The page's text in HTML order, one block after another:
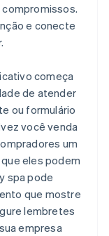
e conecte
começa
de atender
ou formulário
você venda
um
que eles podem
spa pode
que mostre
lembretes
empresa